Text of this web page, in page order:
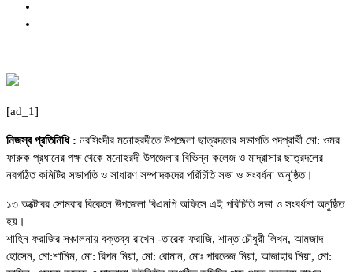
[ad_1]
নিজস্ব প্রতিনিধি : নরসিংদীর মনোহরদীতে উপজেলা ছাত্রদলের সভাপতি পদপ্রার্থী মো: ওমর
ফারুক প্রধানের পক্ষ থেকে মনোহরদী উপজেলার বিভিন্ন কলেজ ও মাদ্রাসার ছাত্রদলের
নবগঠিত কমিটির সভাপতি ও সাধারণ সম্পাদকদের পরিচিতি সভা ও সংবর্ধনা অনুষ্ঠিত।
১৩ অক্টোবর সোমবার বিকেলে উপজেলা বিএনপি অফিসে এই পরিচিতি সভা ও সংবর্ধনা অনুষ্ঠিত
হয়।
শাহিন ফরাজির সঞ্চালনায় বক্তব্য রাখেন -তারেক ফরাজি, শান্ত চৌধুরী লিখন, আমজাদ
হোসেন, মো:শামিম, মো: রিপন মিয়া, মো: রোমান, মোঃ পারভেজ মিয়া, আজাহার মিয়া, মো: